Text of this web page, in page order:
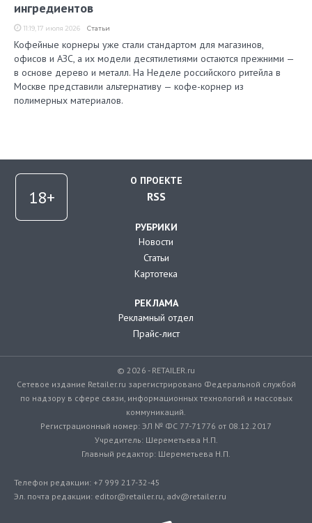
ингредиентов
11:19, 17 июля 2026 Статьи
Кофейные корнеры уже стали стандартом для магазинов,
офисов и АЗС, а их модели десятилетиями остаются прежними —
в основе дерево и металл. На Неделе российского ритейла в
Москве представили альтернативу — кофе-корнер из
полимерных материалов.
О ПРОЕКТЕ
RSS
РУБРИКИ
Новости
Статьи
Картотека
РЕКЛАМА
Рекламный отдел
Прайс-лист
© 2026 - RETAILER.ru
Сетевое издание Retailer.ru зарегистрировано Федеральной службой
по надзору в сфере связи, информационных технологий и массовых
коммуникаций.
Регистрационный номер: ЭЛ № ФС 77-71776 от 08.12.2017
Учредитель: Шереметьева Н.П.
Главный редактор: Шереметьева Н.П.
Телефон редакции: +7 999 217-32-45
Эл. почта редакции: editor@retailer.ru, adv@retailer.ru